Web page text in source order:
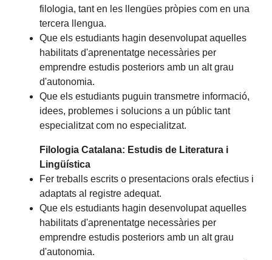
filologia, tant en les llengües pròpies com en una
tercera llengua.
Que els estudiants hagin desenvolupat aquelles
habilitats d'aprenentatge necessàries per
emprendre estudis posteriors amb un alt grau
d'autonomia.
Que els estudiants puguin transmetre informació,
idees, problemes i solucions a un públic tant
especialitzat com no especialitzat.
Filologia Catalana: Estudis de Literatura i
Lingüística
Fer treballs escrits o presentacions orals efectius i
adaptats al registre adequat.
Que els estudiants hagin desenvolupat aquelles
habilitats d'aprenentatge necessàries per
emprendre estudis posteriors amb un alt grau
d'autonomia.